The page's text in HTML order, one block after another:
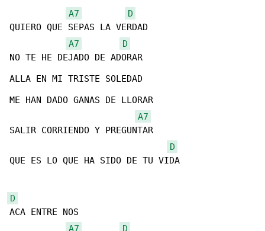
A7
D
QUIERO QUE SEPAS LA VERDAD
A7
D
NO TE HE DEJADO DE ADORAR
ALLA EN MI TRISTE SOLEDAD
ME HAN DADO GANAS DE LLORAR
A7
SALIR CORRIENDO Y PREGUNTAR
D
QUE ES LO QUE HA SIDO DE TU VIDA
D
ACA ENTRE NOS
A7
D